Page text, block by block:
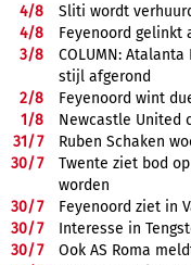
4/8
Sliti wordt
4/8
Feyenoord gelinkt
3/8
COLUMN:
stijl afgerond
2/8
Feyenoord wint
1/8
Newcastle United
31/7
Ruben Schaken
30/7
Twente ziet bod
worden
30/7
Feyenoord ziet in
30/7
Interesse in
30/7
Ook AS Roma